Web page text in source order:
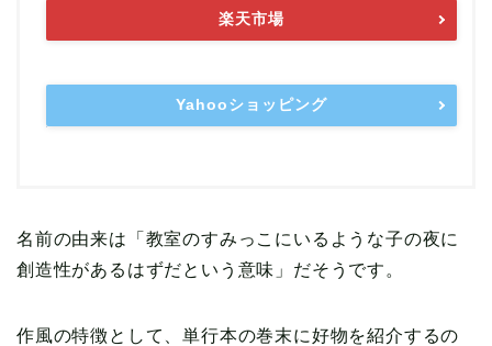
楽天市場
Yahooショッピング
名前の由来は「教室のすみっこにいるような子の夜に
創造性があるはずだという意味」だそうです。
作風の特徴として、単行本の巻末に好物を紹介するの